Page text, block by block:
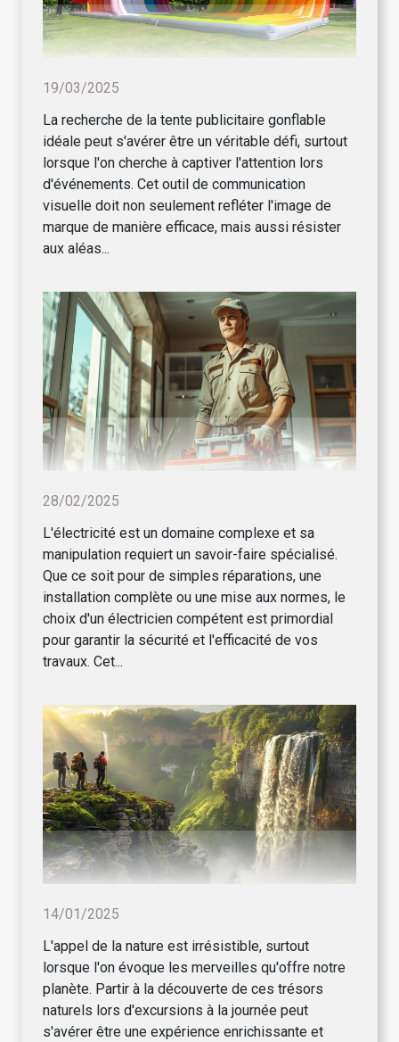
19/03/2025
La recherche de la tente publicitaire gonflable
idéale peut s'avérer être un véritable défi, surtout
lorsque l'on cherche à captiver l'attention lors
d'événements. Cet outil de communication
visuelle doit non seulement refléter l'image de
marque de manière efficace, mais aussi résister
aux aléas...
28/02/2025
L'électricité est un domaine complexe et sa
manipulation requiert un savoir-faire spécialisé.
Que ce soit pour de simples réparations, une
installation complète ou une mise aux normes, le
choix d'un électricien compétent est primordial
pour garantir la sécurité et l'efficacité de vos
travaux. Cet...
14/01/2025
L'appel de la nature est irrésistible, surtout
lorsque l'on évoque les merveilles qu'offre notre
planète. Partir à la découverte de ces trésors
naturels lors d'excursions à la journée peut
s'avérer être une expérience enrichissante et